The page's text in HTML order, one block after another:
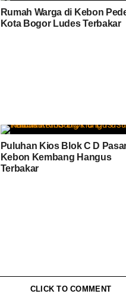
Rumah Warga di Kebon
Kota Bogor Ludes Terbakar
Puluhan Kios Blok C D
Kebon Kembang Hangus
Terbakar
CLICK TO COMMENT